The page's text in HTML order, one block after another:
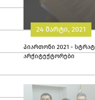
24 მარტი, 2021
პიართონი 2021 -
არქიტექტორები